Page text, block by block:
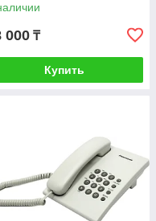
000 ₸
Купить